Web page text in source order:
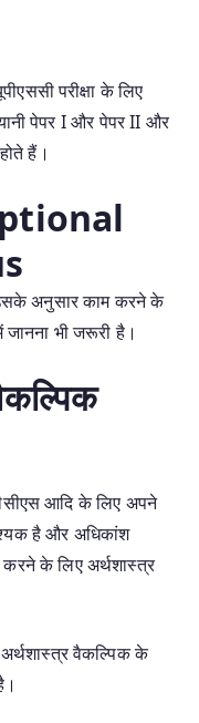
परीक्षा के लिए
पेपर I और पेपर II और
हैं।
अनुसार काम करने के
भी जरूरी है।
आदि के लिए अपने
है और अधिकांश
करने के लिए अर्थशास्त्र
वैकल्पिक के